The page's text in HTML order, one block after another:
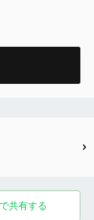
共有する